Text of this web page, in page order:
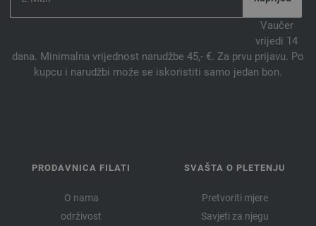
Vaučer
vrijedi 14
dana. Minimalna vrijednost narudžbe 45,- €. Za prvu prijavu. Po
kupcu i narudžbi može se iskoristiti samo jedan bon.
PRODAVNICA FILATI
O nama
održivost
SVAŠTA O PLETENJU
Pretvoriti mjere
Savjeti za njegu